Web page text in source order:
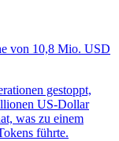
von 10,8 Mio. USD
gestoppt,
US-Dollar
was zu einem
führte.